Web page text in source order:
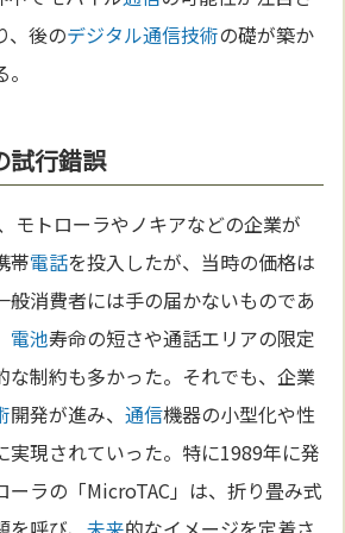
、後のデジタル通信技術の礎が築か
試行錯誤
モトローラやノキアなどの企業が
帯電話を投入したが、当時の価格は
般消費者には手の届かないものであ
電池寿命の短さや通話エリアの限定
な制約も多かった。それでも、企業
開発が進み、通信機器の小型化や性
実現されていった。特に1989年に発
ーラの「MicroTAC」は、折り畳み式